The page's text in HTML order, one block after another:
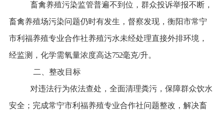
畜禽养殖污染监管普遍不到位，群众投诉举报不断，
畜禽养殖场污染问题仍时有发生， 督察发现，衡阳市常宁
市利福养殖专业合作社养殖污水未经处理直接外排环境，
经监测，化学需氧量浓度高达752毫克/升。
二、整改目标
对违法行为依法查处，全面清理粪污，保障群众饮水
安全；完成常宁市利福养殖专业合作社问题整改，解决畜